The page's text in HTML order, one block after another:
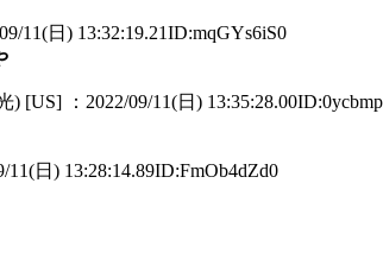
11(日) 13:32:19.21ID:mqGYs6iS0
[US] ：2022/09/11(日)
日) 13:28:14.89ID:FmOb4dZd0